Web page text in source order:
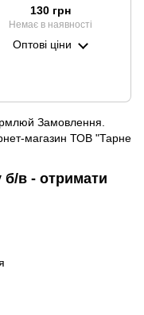
130 грн
Немає в наявності
Оптові ціни
Замовлення.
магазин ТОВ "Тарне
б/в - отримати